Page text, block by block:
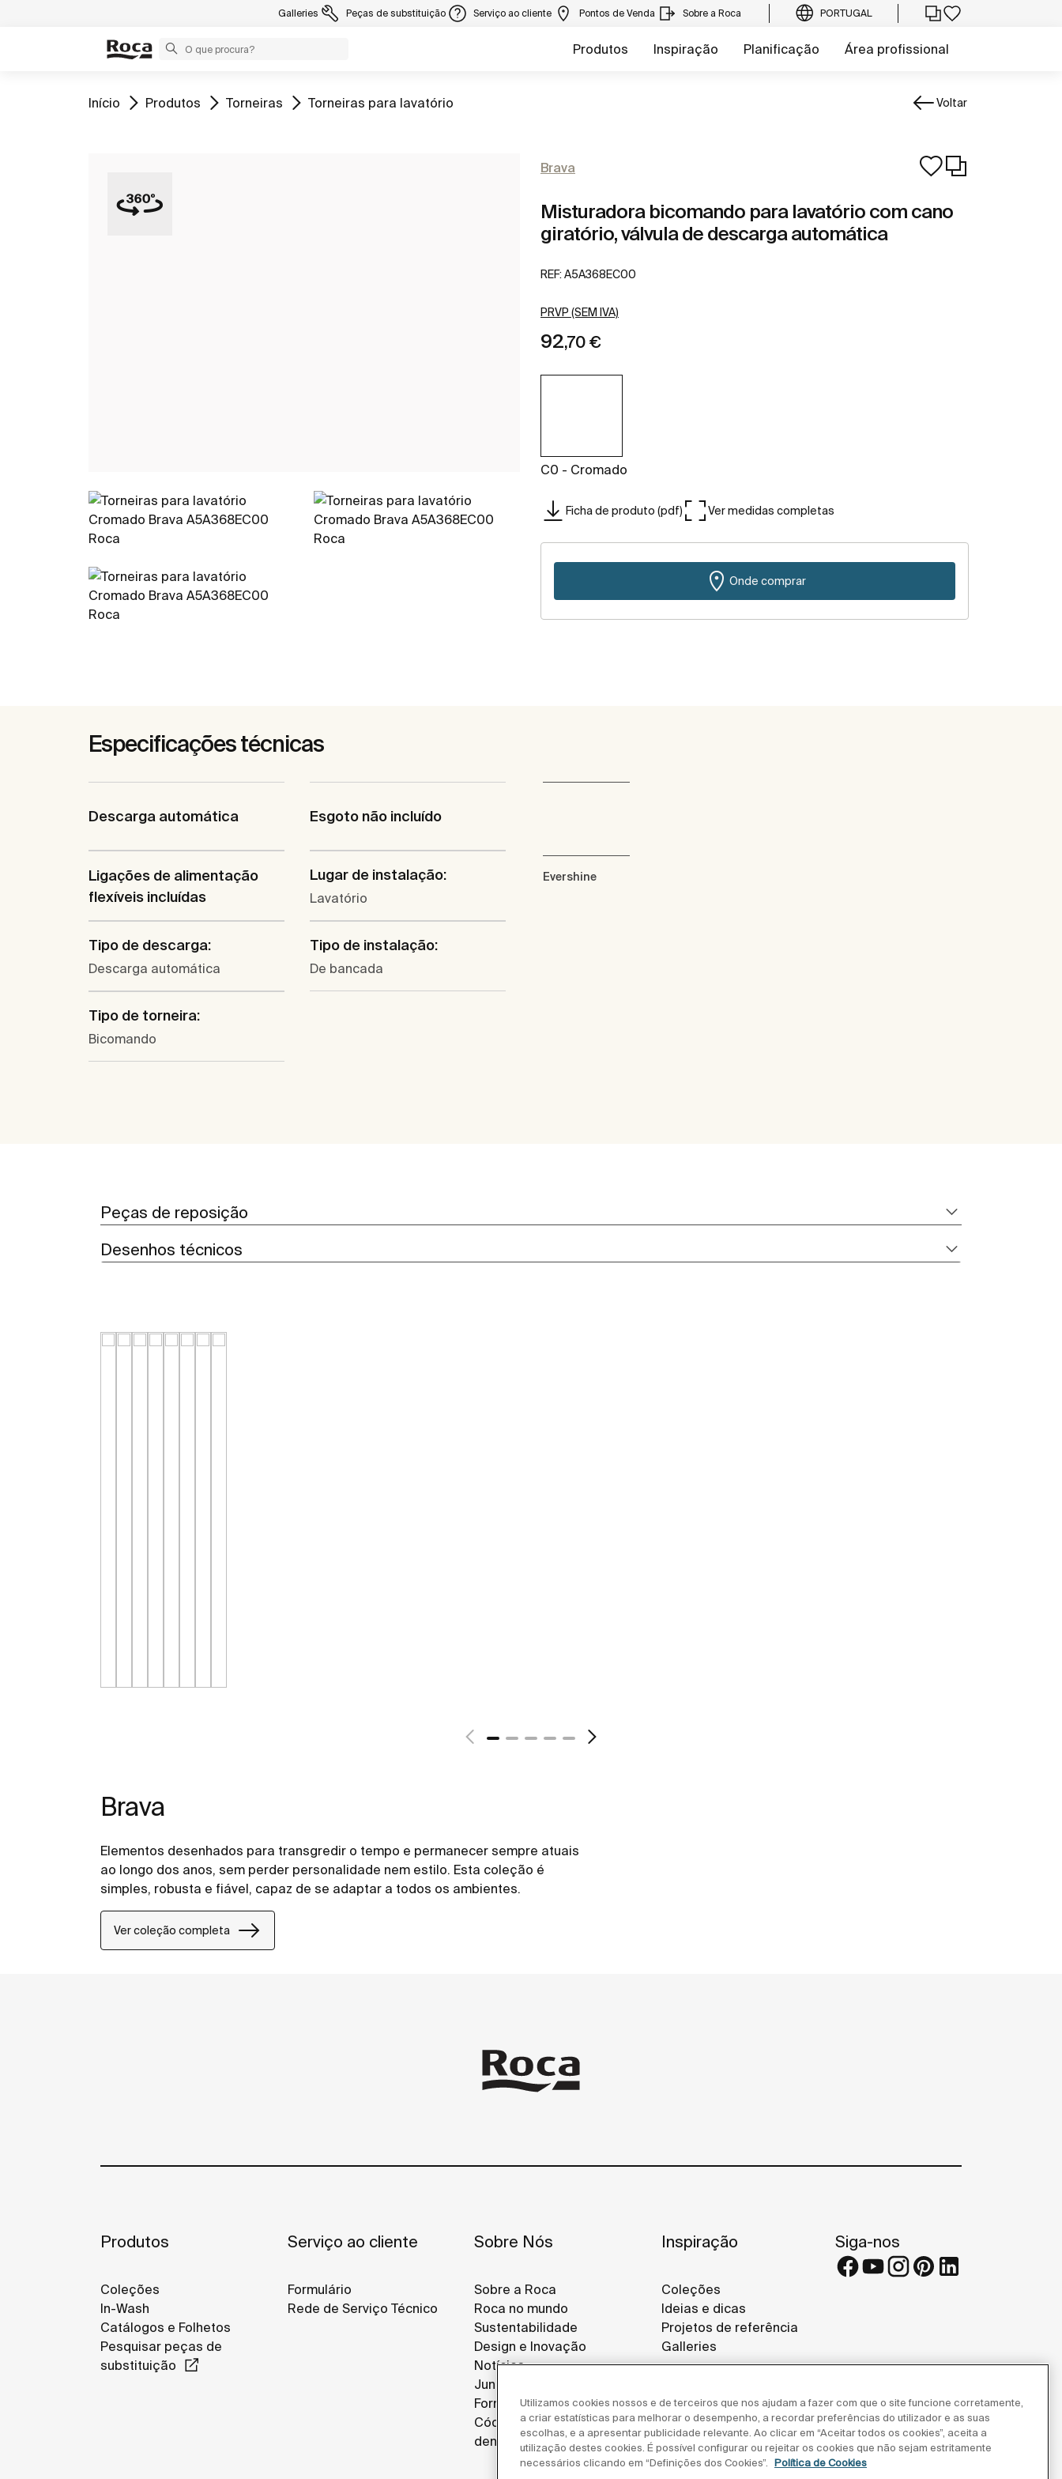
Galleries Peças de substituição Serviço ao cliente Pontos de Venda Sobre a Roca PORTUGAL
Produtos Inspiração Planificação Área profissional
Ir para
Início Ir para
Produtos Ir para
Torneiras Ir para
Torneiras para lavatório Voltar
Brava
Misturadora bicomando para lavatório com cano
giratório, válvula de descarga automática
REF: A5A368EC00
PRVP (SEM IVA)
92,70 €
C0 - Cromado
Ficha de produto (pdf) Ver medidas completas
Onde comprar
Especificações técnicas
Descarga automática Esgoto não incluído
Ligações de alimentação
flexíveis incluídas
Lugar de instalação:
Lavatório
Tipo de descarga:
Descarga automática
Tipo de instalação:
De bancada
Tipo de torneira:
Bicomando
Evershine
Peças de reposição
Desenhos técnicos
Brava
Elementos desenhados para transgredir o tempo e permanecer sempre atuais
ao longo dos anos, sem perder personalidade nem estilo. Esta coleção é
simples, robusta e fiável, capaz de se adaptar a todos os ambientes.
Ver coleção completa
Produtos
Coleções
In-Wash
Catálogos e Folhetos
Pesquisar peças de
substituição
Serviço ao cliente
Formulário
Rede de Serviço Técnico
Sobre Nós
Sobre a Roca
Roca no mundo
Sustentabilidade
Design e Inovação
Notícias
Junte-se a Nós
Fornecedores
Código de ética e canal de
denúncias
Inspiração
Coleções
Ideias e dicas
Projetos de referência
Galleries
Siga-nos
Utilizamos cookies nossos e de terceiros que nos ajudam a fazer com que o site funcione corretamente,
a criar estatísticas para melhorar o desempenho, a recordar preferências do utilizador e as suas
escolhas, e a apresentar publicidade relevante. Ao clicar em “Aceitar todos os cookies”, aceita a
utilização destes cookies. É possível configurar ou rejeitar os cookies que não sejam estritamente
necessários clicando em “Definições dos Cookies”.
Política de Cookies